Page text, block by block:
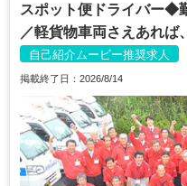
スポット便ドライバー◆
／軽貨物車両さえあれ
自己紹介ムービー推奨求人
掲載終了日：2026/8/14